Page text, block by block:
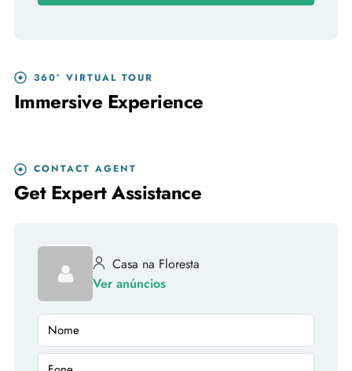
360° VIRTUAL TOUR
Immersive Experience
CONTACT AGENT
Get Expert Assistance
Casa na Floresta
Ver anúncios